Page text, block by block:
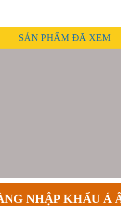
SẢN PHẨM ĐÃ XEM
NHẬP KHẨU Á